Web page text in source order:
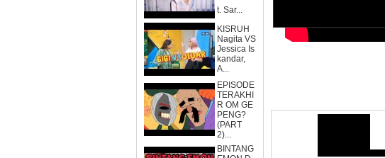
t. Sar...
KISRUH
Nagita VS
Jessica Is
kandar,
A...
EPISODE
TERAKHI
R OM GE
PENG?
(PART
2)...
BINTANG